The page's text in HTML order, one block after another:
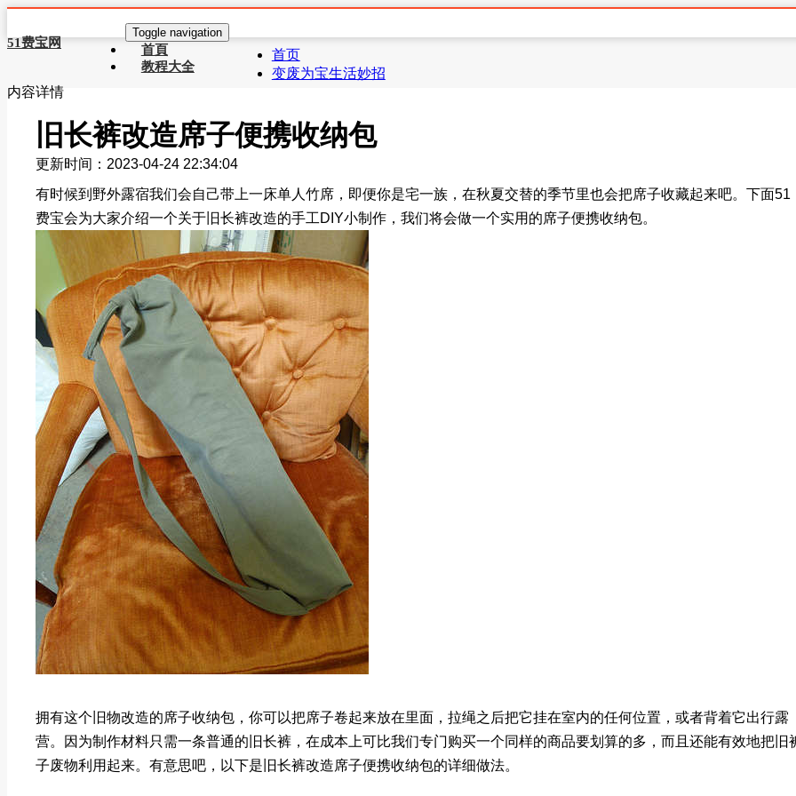
51费宝网
Toggle navigation
首頁
教程大全
首页
变废为宝生活妙招
内容详情
旧长裤改造席子便携收纳包
更新时间：2023-04-24 22:34:04
有时候到野外露宿我们会自己带上一床单人竹席，即便你是宅一族，在秋夏交替的季节里也会把席子收藏起来吧。下面51
费宝会为大家介绍一个关于旧长裤改造的手工DIY小制作，我们将会做一个实用的席子便携收纳包。
拥有这个旧物改造的席子收纳包，你可以把席子卷起来放在里面，拉绳之后把它挂在室内的任何位置，或者背着它出行露
营。因为制作材料只需一条普通的旧长裤，在成本上可比我们专门购买一个同样的商品要划算的多，而且还能有效地把旧
子废物利用起来。有意思吧，以下是旧长裤改造席子便携收纳包的详细做法。